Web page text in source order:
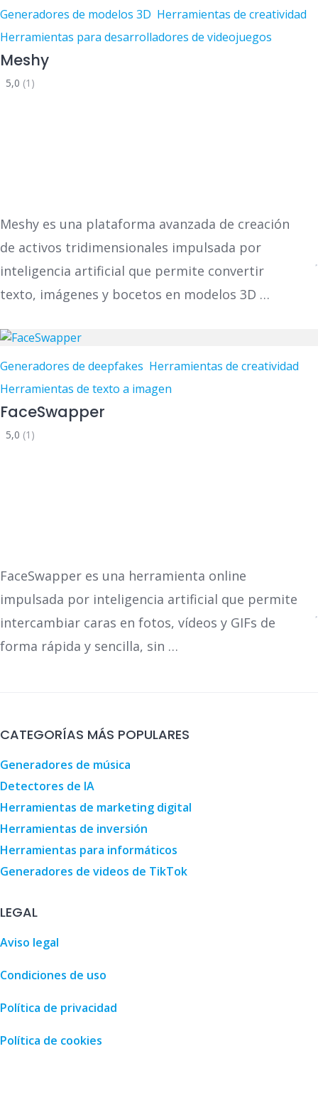
Generadores de modelos 3D Herramientas de creatividad
Herramientas para desarrolladores de videojuegos
Meshy
5,0 (1)
Meshy es una plataforma avanzada de creación
de activos tridimensionales impulsada por
inteligencia artificial que permite convertir
texto, imágenes y bocetos en modelos 3D …
Generadores de deepfakes Herramientas de creatividad
Herramientas de texto a imagen
FaceSwapper
5,0 (1)
FaceSwapper es una herramienta online
impulsada por inteligencia artificial que permite
intercambiar caras en fotos, vídeos y GIFs de
forma rápida y sencilla, sin …
CATEGORÍAS MÁS POPULARES
Generadores de música
Detectores de IA
Herramientas de marketing digital
Herramientas de inversión
Herramientas para informáticos
Generadores de videos de TikTok
LEGAL
Aviso legal
Condiciones de uso
Política de privacidad
Política de cookies